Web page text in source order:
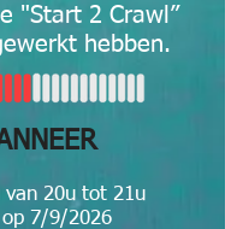
"Start 2 Crawl”
hebben.
van 20u tot 21u
7/9/2026